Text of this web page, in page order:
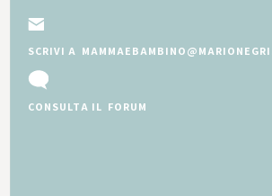
SCRIVI A
CONSULTA IL FORUM